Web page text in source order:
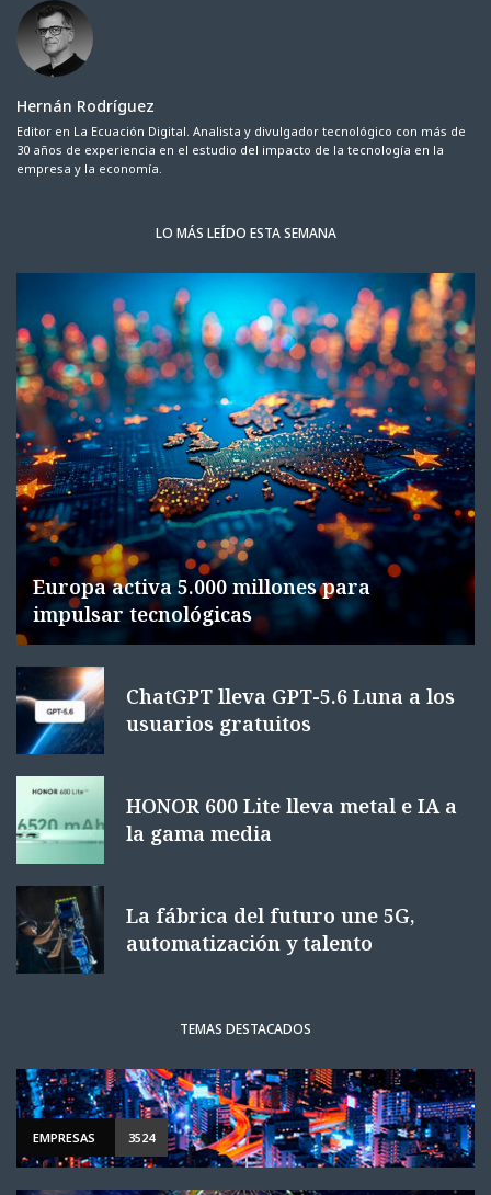
Hernán Rodríguez
Editor en La Ecuación Digital. Analista y divulgador tecnológico con más de
30 años de experiencia en el estudio del impacto de la tecnología en la
empresa y la economía.
LO MÁS LEÍDO ESTA SEMANA
Europa activa 5.000 millones para
impulsar tecnológicas
ChatGPT lleva GPT-5.6 Luna a los
usuarios gratuitos
HONOR 600 Lite lleva metal e IA a
la gama media
La fábrica del futuro une 5G,
automatización y talento
TEMAS DESTACADOS
EMPRESAS 3524